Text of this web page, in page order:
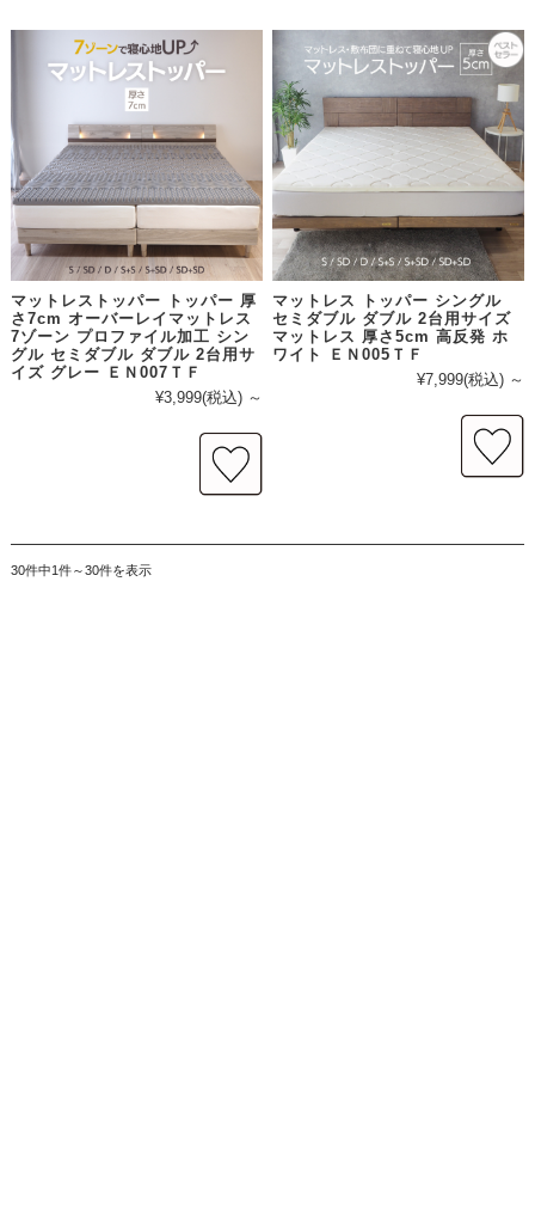
マットレストッパー トッパー 厚
さ7cm オーバーレイマットレス
7ゾーン プロファイル加工 シン
グル セミダブル ダブル 2台用サ
イズ グレー ＥＮ007ＴＦ
¥3,999(税込) ～
マットレス トッパー シングル
セミダブル ダブル 2台用サイズ
マットレス 厚さ5cm 高反発 ホ
ワイト ＥＮ005ＴＦ
¥7,999(税込) ～
30件中1件～30件を表示